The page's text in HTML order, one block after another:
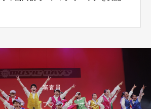
審査員
プライバシーポリシー